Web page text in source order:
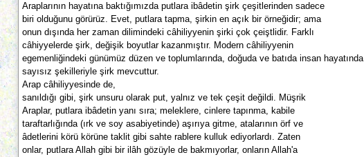
Araplarının hayatına baktığımızda putlara ibâdetin şirk çeşitlerinden sadece
biri olduğunu görürüz. Evet, putlara tapma, şirkin en açık bir örneğidir; ama
onun dışında her zaman dilimindeki câhiliyyenin şirki çok çeiştlidir. Farklı
câhiyyelerde şirk, değişik boyutlar kazanmıştır. Modern câhiliyyenin
egemenliğindeki günümüz düzen ve toplumlarında, doğuda ve batıda insan hayatında
sayısız şekilleriyle şirk mevcuttur.
Arap câhiliyyesinde de,
sanıldığı gibi, şirk unsuru olarak put, yalnız ve tek çeşit değildi. Müşrik
Araplar, putlara ibâdetin yanı sıra; meleklere, cinlere tapınma, kabile
taraftarlığında (ırk ve soy asabiyetinde) aşırıya gitme, atalarının örf ve
âdetlerini körü körüne taklit gibi sahte rablere kulluk ediyorlardı. Zaten
onlar, putlara Allah gibi bir ilâh gözüyle de bakmıyorlar, onların Allah'a